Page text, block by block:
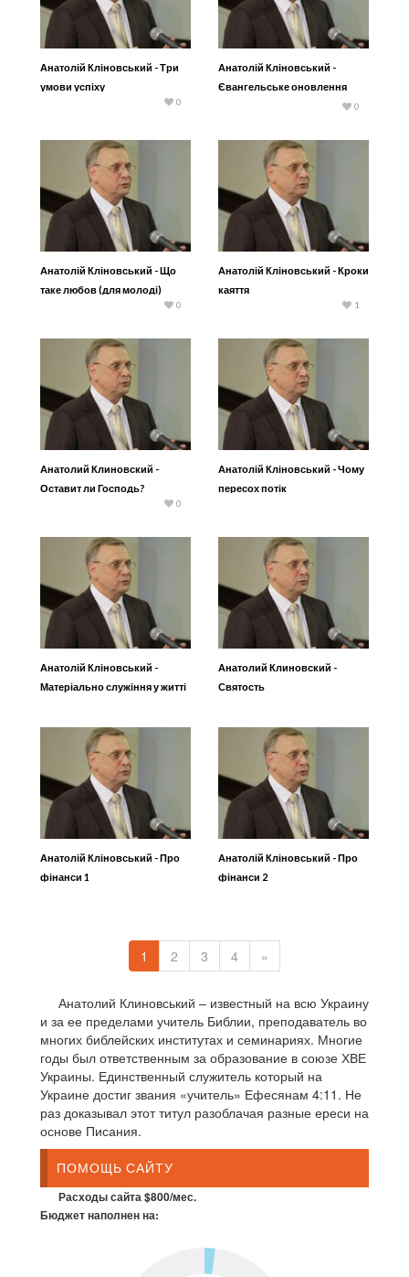
Анатолій Кліновський - Три
умови успіху
0
Анатолій Кліновський -
Євангельське оновлення
0
Анатолій Кліновський - Що
таке любов (для молоді)
0
Анатолій Кліновський - Кроки
каяття
1
Анатолий Клиновский -
Оставит ли Господь?
0
Анатолій Кліновський - Чому
пересох потік
Анатолій Кліновський -
Матеріально служіння у житті
Анатолий Клиновский -
Святость
Анатолій Кліновський - Про
фінанси 1
Анатолій Кліновський - Про
фінанси 2
1 2 3 4 »
Анатолий Клиновський – известный на всю Украину
и за ее пределами учитель Библии, преподаватель во
многих библейских институтах и семинариях. Многие
годы был ответственным за образование в союзе ХВЕ
Украины. Единственный служитель который на
Украине достиг звания «учитель» Ефесянам 4:11. Не
раз доказывал этот титул разоблачая разные ереси на
основе Писания.
ПОМОЩЬ САЙТУ
Расходы сайта $800/мес.
Бюджет наполнен на: